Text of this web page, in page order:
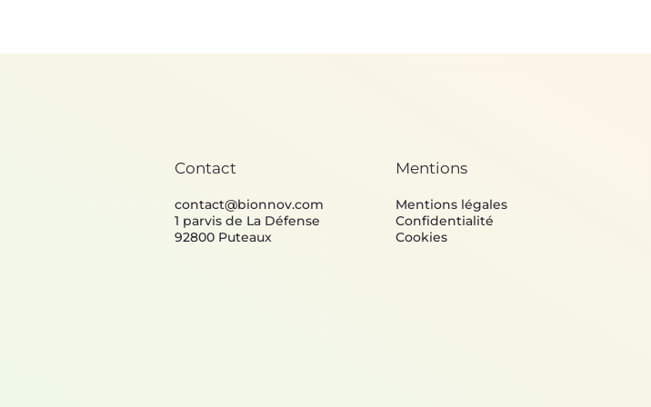
Contact
contact@bionnov.com
1 parvis de La Défense
92800 Puteaux
Mentions
Mentions légales
Confidentialité
Cookies